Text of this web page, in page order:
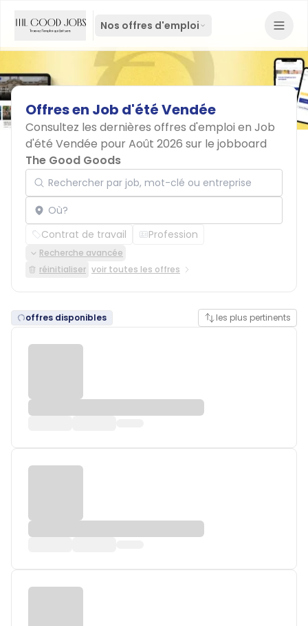
Nos offres d'emploi
Offresen Job d'étéVendée
Consultez les dernières offres d'emploi en Job
d'été Vendée pour Août 2026 sur le jobboard
The Good Goods
Rechercher par job, mot-clé ou entreprise
Localisation
Contrat de travail Profession
Recherche avancée
réinitialiser voir toutes les offres
offres disponibles les plus pertinents